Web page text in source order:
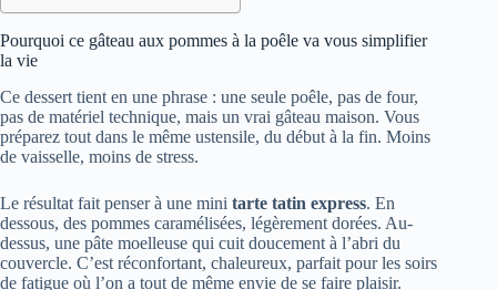
Pourquoi ce gâteau aux pommes à la poêle va vous simplifier
la vie
Ce dessert tient en une phrase : une seule poêle, pas de four,
pas de matériel technique, mais un vrai gâteau maison. Vous
préparez tout dans le même ustensile, du début à la fin. Moins
de vaisselle, moins de stress.
Le résultat fait penser à une mini tarte tatin express. En
dessous, des pommes caramélisées, légèrement dorées. Au-
dessus, une pâte moelleuse qui cuit doucement à l’abri du
couvercle. C’est réconfortant, chaleureux, parfait pour les soirs
de fatigue où l’on a tout de même envie de se faire plaisir.